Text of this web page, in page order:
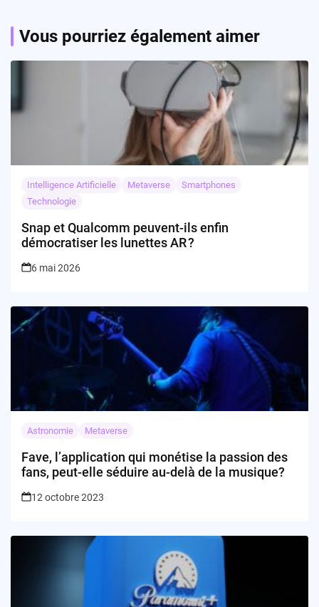
Vous pourriez également aimer
Intelligence Artificielle Metaverse
Smartphones
Technologie
Snap et Qualcomm peuvent-ils enfin
démocratiser les lunettes AR ?
6 mai 2026
Astronomie Metaverse
Fave, l’application qui monétise la passion des
fans, peut-elle séduire au-delà de la musique?
12 octobre 2023